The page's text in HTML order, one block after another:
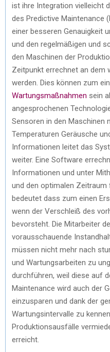
ist ihre Integration vielleicht
des Predictive Maintenance
einer besseren Genauigkeit
und den regelmäßigen und
den Maschinen der
Zeitpunkt errechnet an dem
werden. Dies können zum
Wartungsmaßnahmen sein
angesprochenen
Sensoren in den Maschinen
Temperaturen Geräusche
Informationen leitet das
weiter. Eine Software
Informationen und unter
und den optimalen Zeitraum
bedeutet dass zum einen
wenn der Verschleiß des
bevorsteht. Die Mitarbeiter
vorausschauende
müssen nicht mehr nach
und Wartungsarbeiten zu
durchführen, weil diese auf
Maintenance wird auch der
einzusparen und dank der
Wartungsintervalle zu
Produktionsausfälle
erreicht.